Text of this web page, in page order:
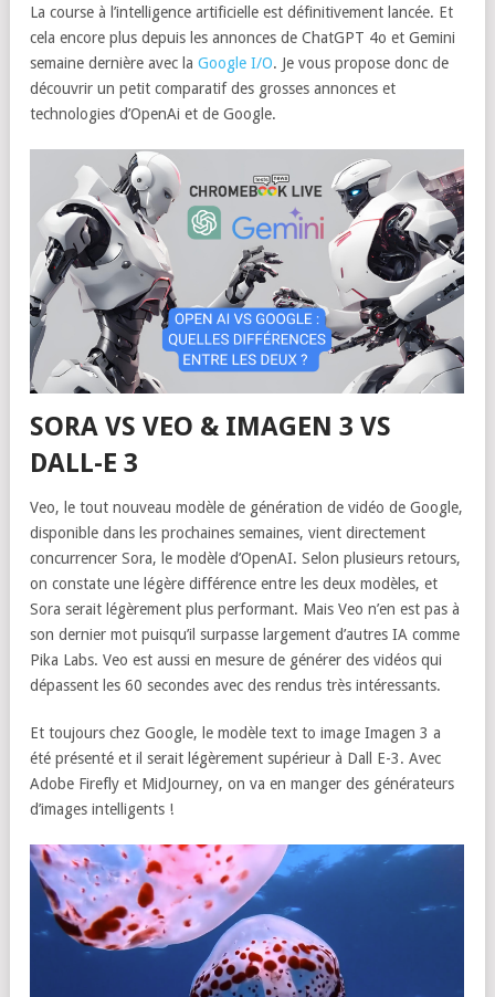
La course à l’intelligence artificielle est définitivement lancée. Et
cela encore plus depuis les annonces de ChatGPT 4o et Gemini
semaine dernière avec la Google I/O. Je vous propose donc de
découvrir un petit comparatif des grosses annonces et
technologies d’OpenAi et de Google.
SORA VS VEO & IMAGEN 3 VS
DALL-E 3
Veo, le tout nouveau modèle de génération de vidéo de Google,
disponible dans les prochaines semaines, vient directement
concurrencer Sora, le modèle d’OpenAI. Selon plusieurs retours,
on constate une légère différence entre les deux modèles, et
Sora serait légèrement plus performant. Mais Veo n’en est pas à
son dernier mot puisqu’il surpasse largement d’autres IA comme
Pika Labs. Veo est aussi en mesure de générer des vidéos qui
dépassent les 60 secondes avec des rendus très intéressants.
Et toujours chez Google, le modèle text to image Imagen 3 a
été présenté et il serait légèrement supérieur à Dall E-3. Avec
Adobe Firefly et MidJourney, on va en manger des générateurs
d’images intelligents !